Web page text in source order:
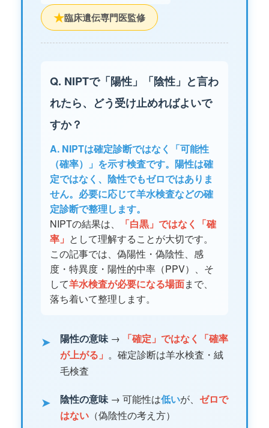
★臨床遺伝専門医監修
Q. NIPTで「陽性」「陰性」と言わ
れたら、どう受け止めればよいで
すか？
A. NIPTは確定診断ではなく「可能性
（確率）」を示す検査です。陽性は確
定ではなく、陰性でもゼロではありま
せん。必要に応じて羊水検査などの確
定診断で整理します。
NIPTの結果は、
「白黒」ではなく「確
率」 として理解することが大切です。
この記事では、偽陽性・偽陰性、感
度・特異度・陽性的中率（PPV）、そ
して羊水検査が必要になる場面まで、
落ち着いて整理します。
➤ 陽性の意味→
「確定」ではなく「確率
が上がる」 。確定診断は羊水検査・絨
毛検査
➤ 陰性の意味→ 可能性は低いが、 ゼロで
はない （偽陰性の考え方）